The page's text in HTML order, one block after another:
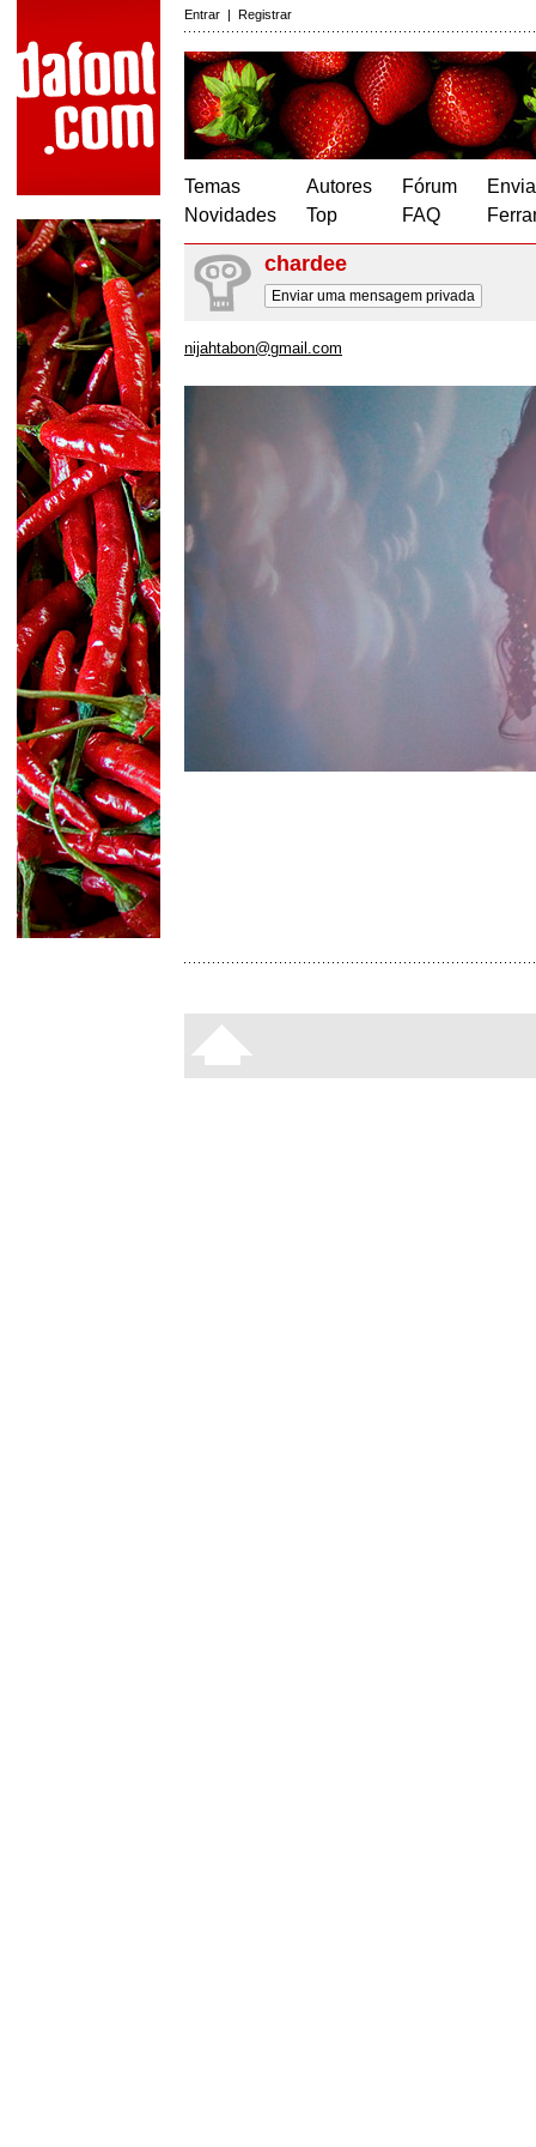
Entrar | Registrar
Temas
Novidades
Autores
Top
Fórum
FAQ
chardee
Enviar uma mensagem privada
nijahtabon@gmail.com